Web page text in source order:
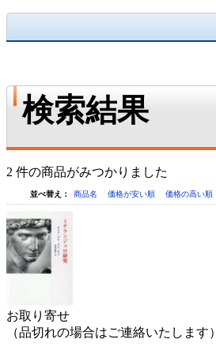
検索結果
2 件の商品がみつかりました
並べ替え： 商品名 価格が安い順 価格の高い順
お取り寄せ
（品切れの場合はご連絡いたします）